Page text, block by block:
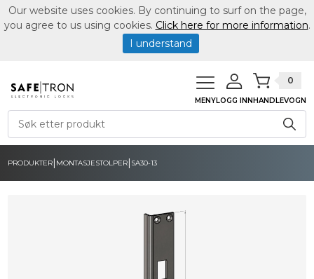
MENYLOGG INN
0
HANDLEVOGN
PRODUKTER| MONTASJESTOLPER| SA30-13
Our website uses cookies. By continuing to surf on the page,
you agree to us using cookies. Click here for more information.
I understand